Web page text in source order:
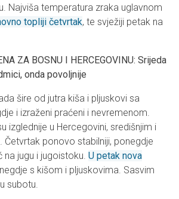
Najviša temperatura zraka uglavnom
topliji četvrtak, te svježiji petak na
ZA BOSNU I HERCEGOVINU: Srijeda
onda povoljnije
šire od jutra kiša i pljuskovi sa
i izraženi praćeni i nevremenom.
izglednije u Hercegovini, središnjim i
Četvrtak ponovo stabilniji, ponegdje
na jugu i jugoistoku. U petak nova
s kišom i pljuskovima. Sasvim
subotu.